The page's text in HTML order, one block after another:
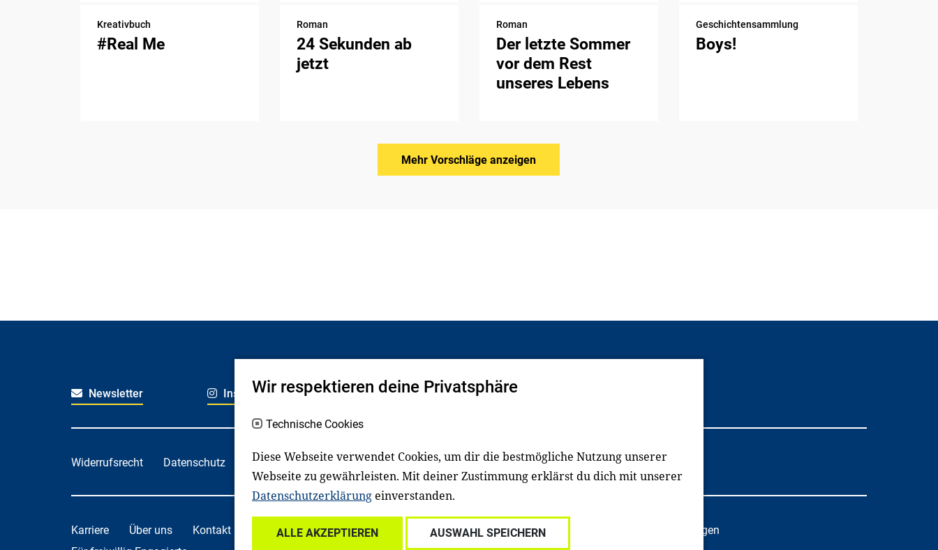
Kreativbuch
#Real Me
Roman
24 Sekunden ab
jetzt
Roman
Der letzte Sommer
vor dem Rest
unseres Lebens
Geschichtensammlung
Boys!
Mehr Vorschläge anzeigen
Newsletter Instagram Facebook LinkedIn
Widerrufsrecht Datenschutz Haftungsausschluss Impressum
Karriere Über uns Kontakt Spenden Für Familien Für Kitafachkräfte Für Lehrkräfte
Für soziale Einrichtungen
Wir respektieren deine Privatsphäre
Technische Cookies
Diese Webseite verwendet Cookies, um dir die bestmögliche Nutzung unserer
Webseite zu gewährleisten. Mit deiner Zustimmung erklärst du dich mit unserer
Datenschutzerklärung einverstanden.
ALLE AKZEPTIEREN AUSWAHL SPEICHERN